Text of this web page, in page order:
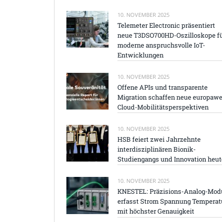
10. NOVEMBER 2025
Telemeter Electronic präsentiert
neue T3DSO700HD-Oszilloskope
moderne anspruchsvolle IoT-
Entwicklungen
10. NOVEMBER 2025
Offene APIs und transparente
Migration schaffen neue
Cloud-Mobilitätsperspektiven
10. NOVEMBER 2025
HSB feiert zwei Jahrzehnte
interdisziplinären Bionik-
Studiengangs und Innovation
10. NOVEMBER 2025
KNESTEL: Präzisions-Analog-
erfasst Strom Spannung
mit höchster Genauigkeit